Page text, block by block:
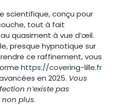
scientifique, conçu pour
tout à fait
quasiment à vue d’œil.
presque hypnotique sur
ce raffinement, vous
https://covering-lille.fr
en 2025. Vous
n’existe pas
plus.